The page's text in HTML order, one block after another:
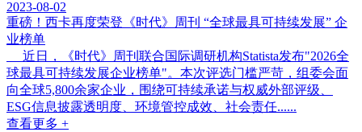
2023-08-02
重磅！西卡再度荣登《时代》周刊 “全球最具可持续发展” 企
业榜单
近日，《时代》周刊联合国际调研机构Statista发布"2026全
球最具可持续发展企业榜单"。本次评选门槛严苛，组委会面
向全球5,800余家企业，围绕可持续承诺与权威外部评级、
ESG信息披露透明度、环境管控成效、社会责任......
查看更多 +